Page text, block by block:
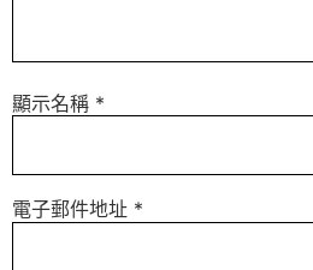
顯示名稱 *
電子郵件地址 *